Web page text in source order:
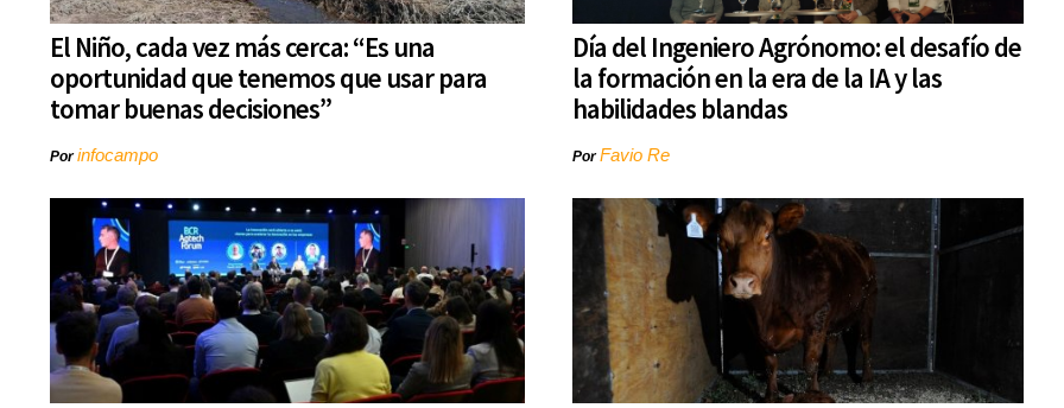
El Niño, cada vez más cerca: “Es una
oportunidad que tenemos que usar para
tomar buenas decisiones”
Porinfocampo
Día del Ingeniero Agrónomo: el desafío de
la formación en la era de la IA y las
habilidades blandas
PorFavio Re